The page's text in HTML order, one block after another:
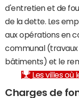
d'entretien et de
de la dette. Les
aux opérations en
communal (travaux
bâtiments) et le
Les villes où
Charges de